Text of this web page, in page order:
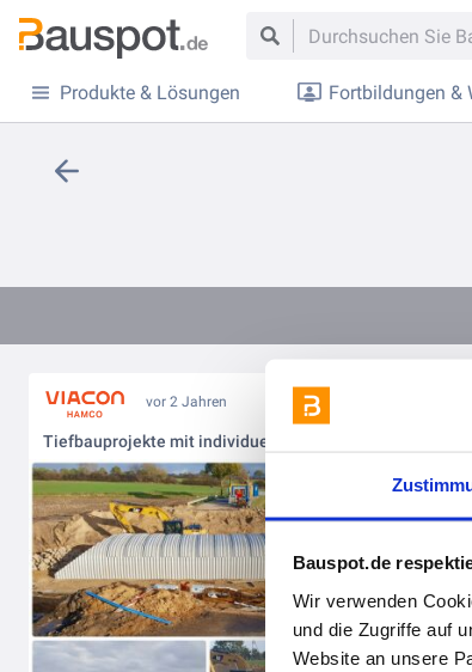
Bauspot.de
Wir verwenden
und die Zugriffe auf
Website an unsere
Produkte & Lösungen Fortbildungen &
vor 2 Jahren
Tiefbauprojekte mit individuellem Design